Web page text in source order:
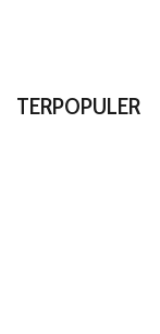
TERPOPULER